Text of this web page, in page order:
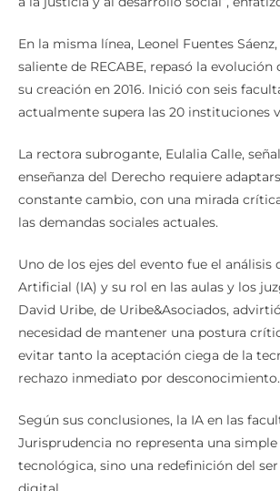
En la misma línea, Leonel Fuentes
saliente de RECABE, repasó la evolución
su creación en 2016. Inició con seis
actualmente supera las 20 instituciones
La rectora subrogante, Eulalia Calle,
enseñanza del Derecho requiere
constante cambio, con una mirada
las demandas sociales actuales.
Uno de los ejes del evento fue el análisis
Artificial (IA) y su rol en las aulas y los
David Uribe, de Uribe&Asociados,
necesidad de mantener una postura
evitar tanto la aceptación ciega de la
rechazo inmediato por desconocimiento.
Según sus conclusiones, la IA en las
Jurisprudencia no representa una
tecnológica, sino una redefinición del